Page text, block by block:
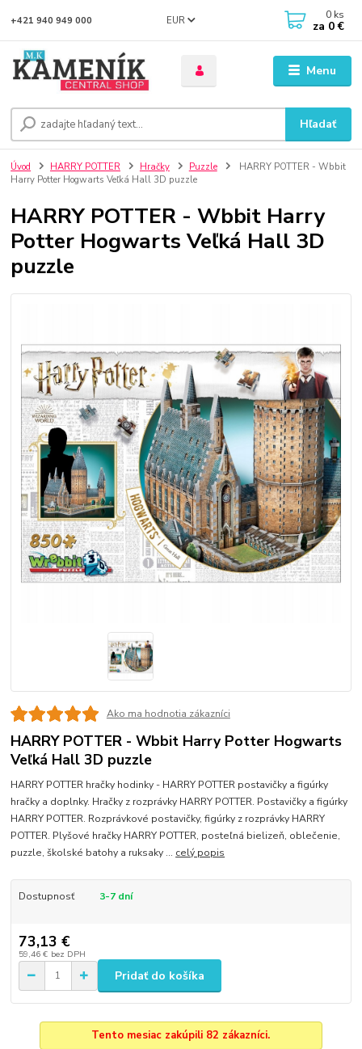
Menu
EUR
Hľadať
+421 940 949 000 0 ks
za 0 €
Úvod HARRY POTTER Hračky Puzzle
HARRY POTTER - Wbbit
Harry Potter Hogwarts Veľká Hall 3D puzzle
HARRY POTTER - Wbbit Harry
Potter Hogwarts Veľká Hall 3D
puzzle
Ako ma hodnotia zákazníci
HARRY POTTER - Wbbit Harry Potter Hogwarts
Veľká Hall 3D puzzle
HARRY POTTER hračky hodinky - HARRY POTTER postavičky a figúrky
hračky a doplnky. Hračky z rozprávky HARRY POTTER. Postavičky a figúrky
HARRY POTTER. Rozprávkové postavičky, figúrky z rozprávky HARRY
POTTER. Plyšové hračky HARRY POTTER, posteľná bielizeň, oblečenie,
puzzle, školské batohy a ruksaky ... celý popis
Dostupnosť 3-7 dní
73,13 €
59,46 € bez DPH
Pridať do košíka
Tento mesiac zakúpili 82 zákazníci.